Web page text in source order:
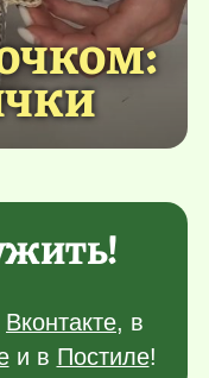
Вконтакте, в
и в Постиле!